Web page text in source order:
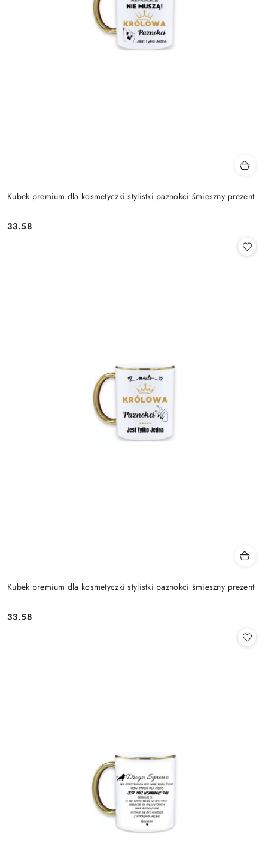
Kubek premium dla kosmetyczki stylistki paznokci śmieszny prezent
Cena:
33.58
Kubek premium dla kosmetyczki stylistki paznokci śmieszny prezent
Cena:
33.58